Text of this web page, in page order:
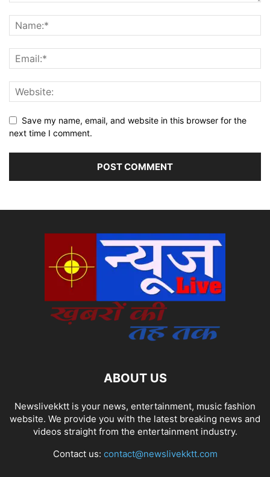
Save my name, email, and website in this browser for the
next time I comment.
ABOUT US
Newslivekktt is your news, entertainment, music fashion
website. We provide you with the latest breaking news and
videos straight from the entertainment industry.
Contact us: contact@newslivekktt.com